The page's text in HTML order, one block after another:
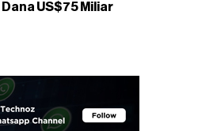
Dana US$75 Miliar